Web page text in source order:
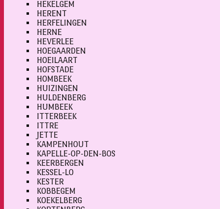
HEKELGEM
HERENT
HERFELINGEN
HERNE
HEVERLEE
HOEGAARDEN
HOEILAART
HOFSTADE
HOMBEEK
HUIZINGEN
HULDENBERG
HUMBEEK
ITTERBEEK
ITTRE
JETTE
KAMPENHOUT
KAPELLE-OP-DEN-BOS
KEERBERGEN
KESSEL-LO
KESTER
KOBBEGEM
KOEKELBERG